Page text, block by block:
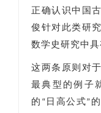
正确认识中国
俊针对此类研
数学史研究中
这两条原则对
最典型的例子
的“日高公式”